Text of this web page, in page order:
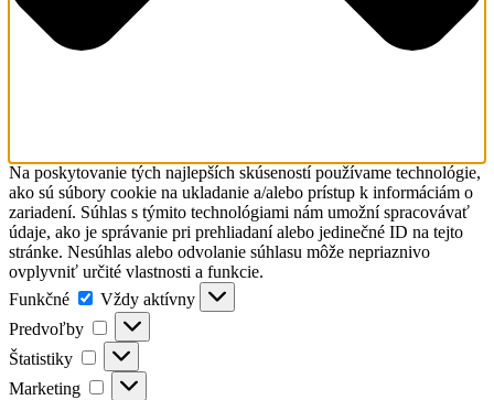
Na poskytovanie tých najlepších skúseností používame technológie,
ako sú súbory cookie na ukladanie a/alebo prístup k informáciám o
zariadení. Súhlas s týmito technológiami nám umožní spracovávať
údaje, ako je správanie pri prehliadaní alebo jedinečné ID na tejto
stránke. Nesúhlas alebo odvolanie súhlasu môže nepriaznivo
ovplyvniť určité vlastnosti a funkcie.
Funkčné
Funkčné
Vždy aktívny
Predvoľby
Predvoľby
Štatistiky Štatistiky
Marketing Marketing